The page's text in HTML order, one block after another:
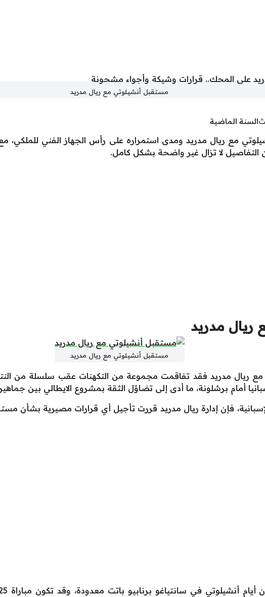
مستقبل أنشيلوتي مع ريال مدريد
السنة الماضية
مع ريال مدريد ومدى استمراره على رأس الجهاز الفني للملكي، مع
لا تزال غير واضحة بشكل كامل.
ريال مدريد
مستقبل أنشيلوتي مع ريال مدريد
ريال مدريد فقد تفاقمت مجموعة من التكهنات عقب سلسلة من
أمام برشلونة، ما أدى إلى تضاؤل الثقة بمشروع الايطالي بين جماهير
فإن إدارة ريال مدريد قررت تأجيل أي قرارات مصيرية بشأن